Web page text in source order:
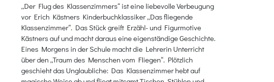
„Der Flug des Klassenzimmers“ ist eine liebevolle Verbeugung
vor Erich Kästners Kinderbuchklassiker „Das fliegende
Klassenzimmer“. Das Stück greift Erzähl- und Figurmotive
Kästners auf und macht daraus eine eigenständige Geschichte.
Eines Morgens in der Schule macht die Lehrerin Unterricht
über den „Traum des Menschen vom Fliegen“. Plötzlich
geschieht das Unglaubliche: Das Klassenzimmer hebt auf